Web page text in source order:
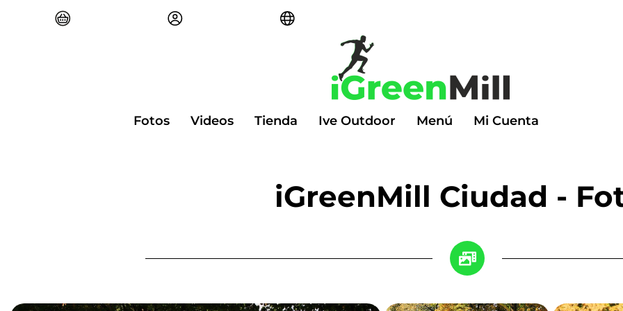
Fotos Videos Tienda Ive Outdoor Menú Mi Cuenta
iGreenMill Ciudad -